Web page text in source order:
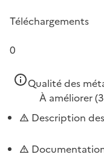
Téléchargements
0
Qualité des
À améliorer
Description